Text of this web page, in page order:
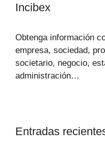
Incibex
Obtenga información
empresa, sociedad,
societario, negocio,
administración…
Entradas